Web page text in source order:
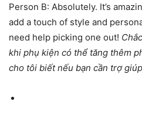
Person B: Absolutely. It’s
add a touch of style and
need help picking one out!
khi phụ kiện có thể tăng thêm
cho tôi biết nếu bạn cần trợ